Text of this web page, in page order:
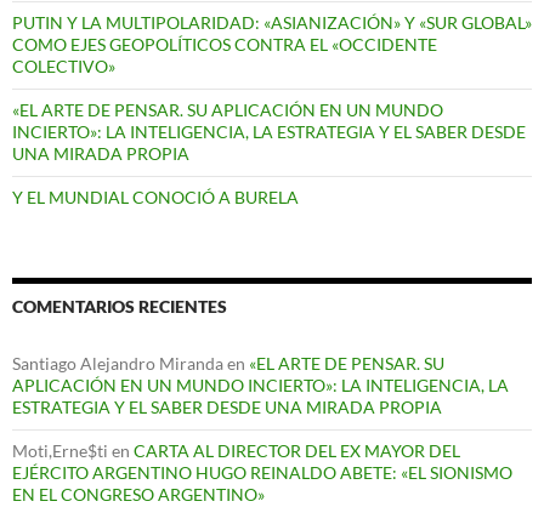
PUTIN Y LA MULTIPOLARIDAD: «ASIANIZACIÓN» Y «SUR GLOBAL»
COMO EJES GEOPOLÍTICOS CONTRA EL «OCCIDENTE
COLECTIVO»
«EL ARTE DE PENSAR. SU APLICACIÓN EN UN MUNDO
INCIERTO»: LA INTELIGENCIA, LA ESTRATEGIA Y EL SABER DESDE
UNA MIRADA PROPIA
Y EL MUNDIAL CONOCIÓ A BURELA
COMENTARIOS RECIENTES
Santiago Alejandro Mirandaen «EL ARTE DE PENSAR. SU
APLICACIÓN EN UN MUNDO INCIERTO»: LA INTELIGENCIA, LA
ESTRATEGIA Y EL SABER DESDE UNA MIRADA PROPIA
Moti,Erne$ti en CARTA AL DIRECTOR DEL EX MAYOR DEL
EJÉRCITO ARGENTINO HUGO REINALDO ABETE: «EL SIONISMO
EN EL CONGRESO ARGENTINO»